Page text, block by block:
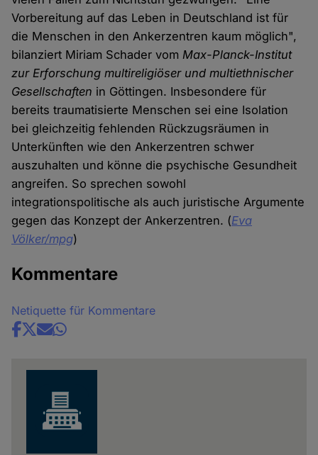
Vorbereitung auf das Leben in Deutschland ist für
die Menschen in den Ankerzentren kaum möglich",
bilanziert Miriam Schader vomMax-Planck-Institut
zur Erforschung multireligiöser und multiethnischer
Gesellschaften in Göttingen. Insbesondere für
bereits traumatisierte Menschen sei eine Isolation
bei gleichzeitig fehlenden Rückzugsräumen in
Unterkünften wie den Ankerzentren schwer
auszuhalten und könne die psychische Gesundheit
angreifen. So sprechen sowohl
integrationspolitische als auch juristische Argumente
gegen das Konzept der Ankerzentren. (Eva
Völker/mpg)
Kommentare
Netiquette für Kommentare
Share